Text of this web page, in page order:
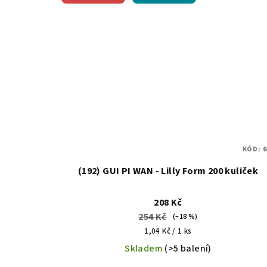
(192) GUI PI WAN - Lilly Form 200 kuliček
208 Kč
254 Kč
(–18 %)
Měrná
cena:
1,04 Kč / 1 ks
Skladem (>5 balení)
KÓD: